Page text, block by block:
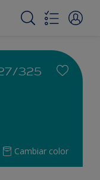
325
Cambiar color